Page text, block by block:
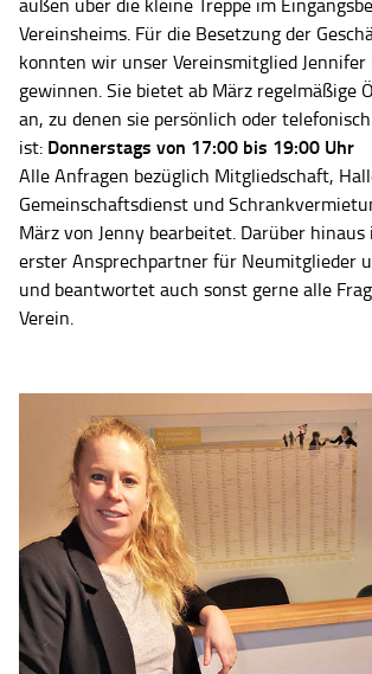
außen über die kleine Treppe im
Vereinsheims. Für die Besetzung der
konnten wir unser Vereinsmitglied Jennifer
gewinnen. Sie bietet ab März regelmäßige
an, zu denen sie persönlich oder
ist: Donnerstags von 17:00 bis 19:00 Uhr
Alle Anfragen bezüglich Mitgliedschaft,
Gemeinschaftsdienst und
März von Jenny bearbeitet. Darüber
erster Ansprechpartner für Neumitglieder
und beantwortet auch sonst gerne alle
Verein.